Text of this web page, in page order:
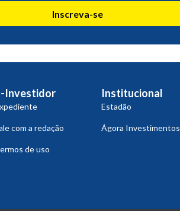
Inscreva-se
Investidor
com a redação
de uso
Institucional
Estadão
Ágora Investimentos